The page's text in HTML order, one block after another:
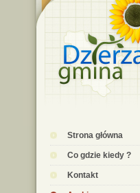
Strona główna
Co gdzie kiedy ?
Kontakt